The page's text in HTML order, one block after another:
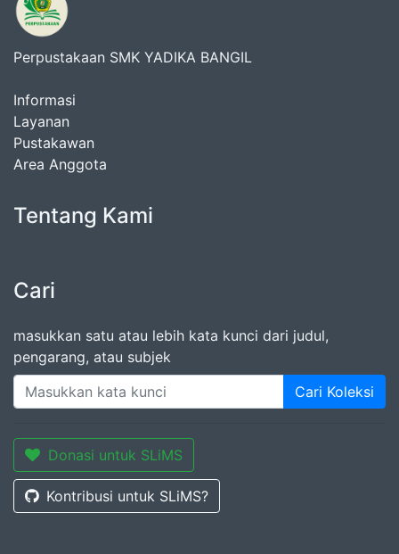
Perpustakaan SMK YADIKA BANGIL
Informasi
Layanan
Pustakawan
Area Anggota
Tentang Kami
Cari
masukkan satu atau lebih kata kunci dari judul,
pengarang, atau subjek
Cari Koleksi
Donasi untuk SLiMS
Kontribusi untuk SLiMS?